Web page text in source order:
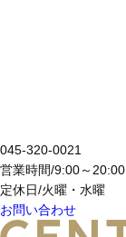
045-320-0021
営業時間/9:00～20:00
定休日/火曜・水曜
お問い合わせ